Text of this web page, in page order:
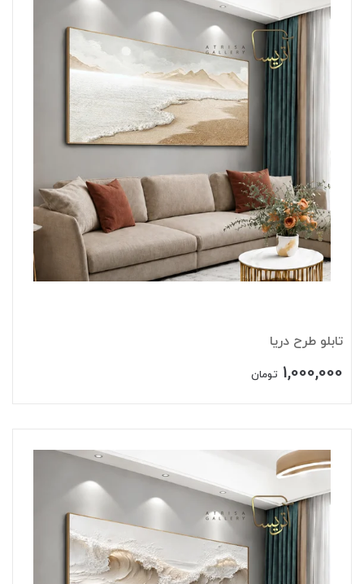
تابلو طرح دریا
1,000,000 تومان